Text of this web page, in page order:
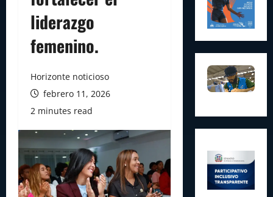
liderazgo
femenino.
Horizonte noticioso
febrero 11, 2026
2 minutes read